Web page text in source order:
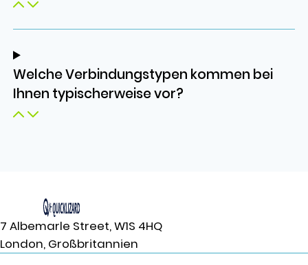
Welche Verbindungstypen kommen bei
Ihnen typischerweise vor?
7 Albemarle Street, W1S 4HQ
London, Großbritannien